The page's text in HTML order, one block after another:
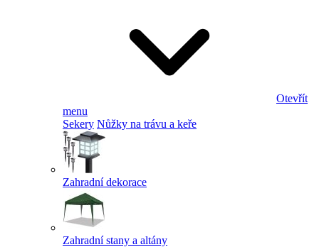
Otevřít
menu
Sekery Nůžky na trávu a keře
Zahradní dekorace
Zahradní stany a altány